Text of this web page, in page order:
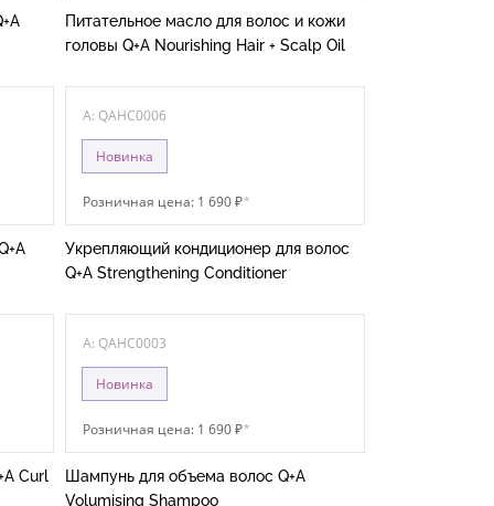
Питательное масло для волос и кожи
головы Q+A Nourishing Hair + Scalp Oil
A: QAHC0006
Новинка
Розничная цена: 1 690 ₽*
Укрепляющий кондиционер для волос
Q+A Strengthening Conditioner
Curl
A: QAHC0003
Новинка
Розничная цена: 1 690 ₽*
Шампунь для объема волос Q+A
Volumising Shampoo